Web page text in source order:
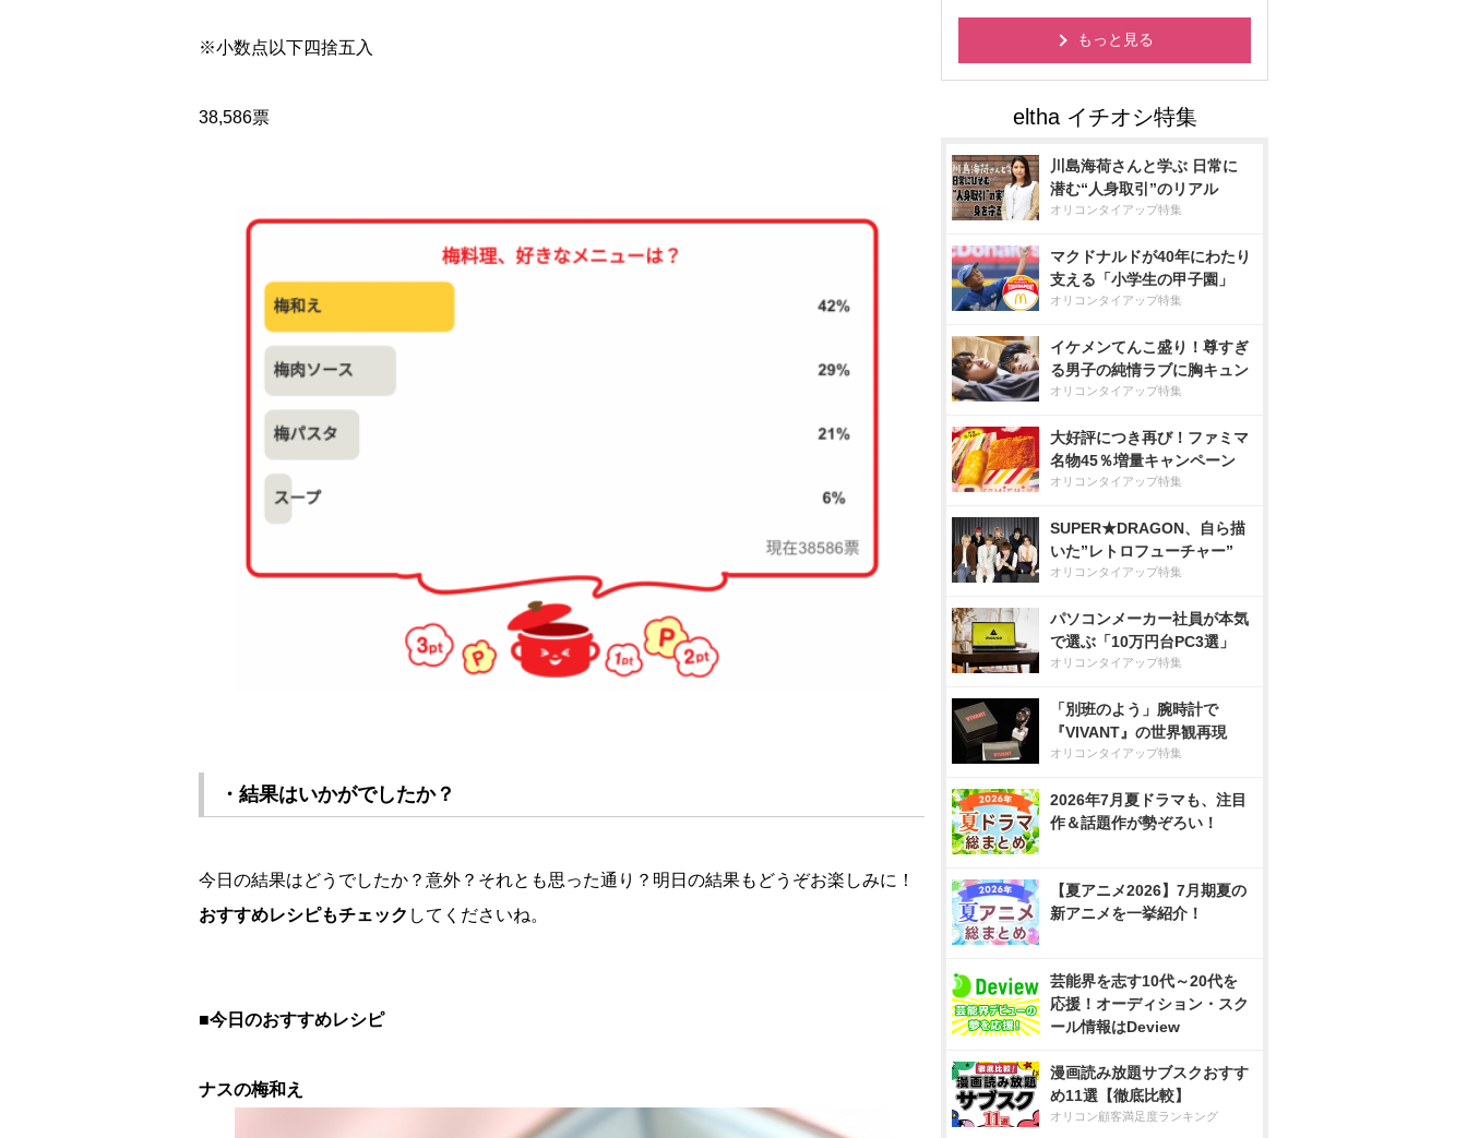
※小数点以下四捨五入
38,586票
・結果はいかがでしたか？
今日の結果はどうでしたか？意外？それとも思った通り？明日の結果もどうぞお楽しみに！
おすすめレシピもチェック してくださいね。
■今日のおすすめレシピ
ナスの梅和え
もっと見る
川島海荷さんと学ぶ 日常に
潜む“人身取引”のリアル
オリコンタイアップ特集
マクドナルドが40年にわたり
支える「小学生の甲子園」
オリコンタイアップ特集
イケメンてんこ盛り！尊すぎ
る男子の純情ラブに胸キュン
オリコンタイアップ特集
大好評につき再び！ファミマ
名物45％増量キャンペーン
オリコンタイアップ特集
SUPER★DRAGON、自ら描
いた”レトロフューチャー”
オリコンタイアップ特集
パソコンメーカー社員が本気
で選ぶ「10万円台PC3選」
オリコンタイアップ特集
「別班のよう」腕時計で
『VIVANT』の世界観再現
オリコンタイアップ特集
2026年7月夏ドラマも、注目
作＆話題作が勢ぞろい！
【夏アニメ2026】7月期夏の
新アニメを一挙紹介！
芸能界を志す10代～20代を
応援！オーディション・スク
ール情報はDeview
漫画読み放題サブスクおすす
め11選【徹底比較】
オリコン顧客満足度ランキング